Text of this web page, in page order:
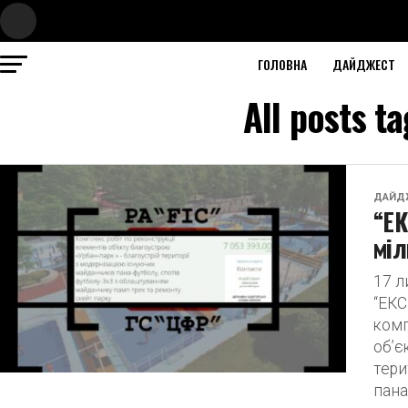
ГОЛОВНА ДАЙДЖЕСТ
All posts
17